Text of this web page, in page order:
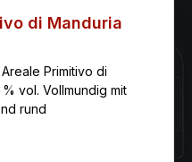
di Manduria
Primitivo di
vol. Vollmundig mit
rund